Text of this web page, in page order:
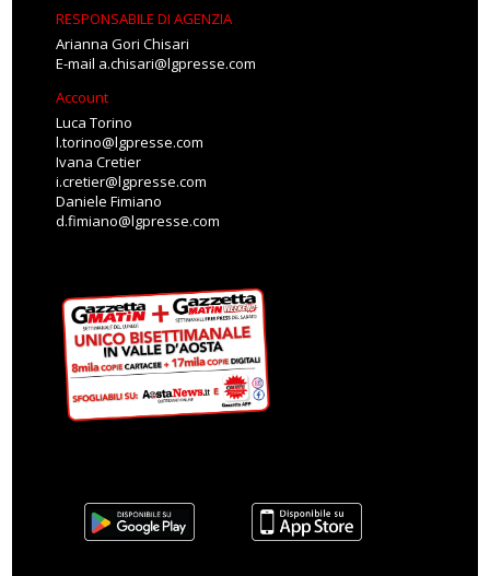
RESPONSABILE DI AGENZIA
Arianna Gori Chisari
E-mail a.chisari@lgpresse.com
Account
Luca Torino
l.torino@lgpresse.com
Ivana Cretier
i.cretier@lgpresse.com
Daniele Fimiano
d.fimiano@lgpresse.com